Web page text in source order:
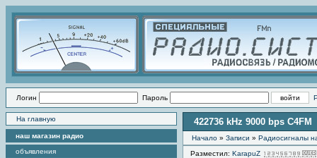
Логин Пароль
На главную
наш магазин радио
объявления
422736 kHz 9000 bps C4FM
Начало » Записи » Радиоcигналы
Разместил: KarapuZ